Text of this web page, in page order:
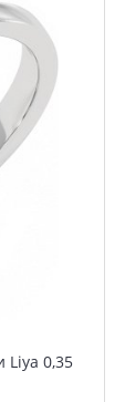
Liya 0,35